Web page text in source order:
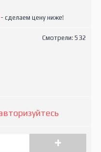
- сделаем цену ниже!
Смотрели: 532
+